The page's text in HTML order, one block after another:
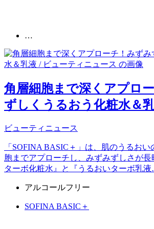
…
角層細胞まで深くアプロ
ずしくうるおう化粧水＆
ビューティニュース
「SOFINA BASIC＋」は、肌のうるお
胞までアプローチし、みずみずしさが
ターボ化粧水』と『うるおいターボ乳
アルコールフリー
SOFINA BASIC＋